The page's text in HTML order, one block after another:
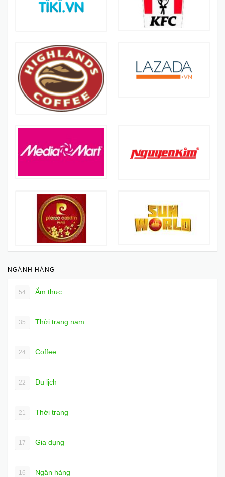
NGÀNH HÀNG
54 Ẩm thực
35 Thời trang nam
24 Coffee
22 Du lịch
21 Thời trang
17 Gia dụng
16 Ngân hàng